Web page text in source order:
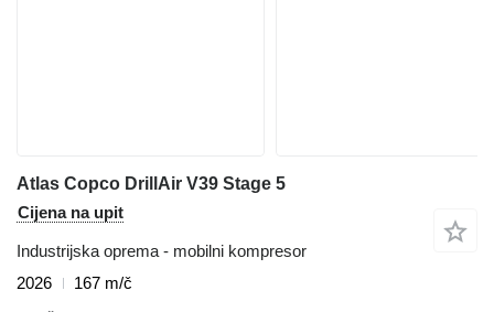
Atlas Copco DrillAir V39 Stage 5
Cijena na upit
Industrijska oprema - mobilni kompresor
2026
167 m/č